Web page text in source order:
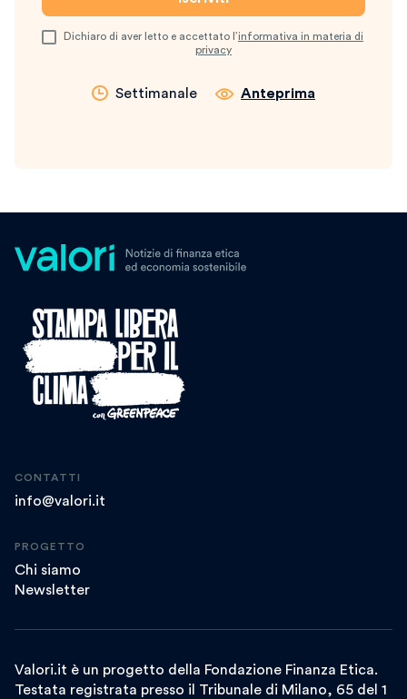
Dichiaro di aver letto e accettato l’informativa in materia di
privacy
Settimanale Anteprima
CONTATTI
info@valori.it
PROGETTO
Chi siamo
Newsletter
Valori.it è un progetto della Fondazione Finanza Etica.
Testata registrata presso il Tribunale di Milano, 65 del 1